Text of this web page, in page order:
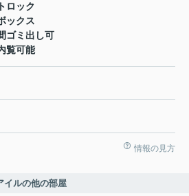
ロック
ックス
ゴミ出し可
覧可能
情報の見方
イルの他の部屋